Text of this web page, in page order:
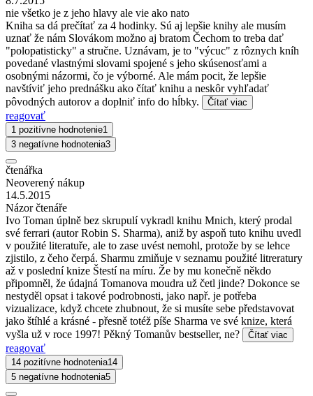
nie všetko je z jeho hlavy ale vie ako nato
Kniha sa dá prečítať za 4 hodinky. Sú aj lepšie knihy ale musím
uznať že nám Slovákom možno aj bratom Čechom to treba dať
"polopatisticky" a stručne. Uznávam, je to "výcuc" z rôznych kníh
povedané vlastnými slovami spojené s jeho skúsenosťami a
osobnými názormi, čo je výborné. Ale mám pocit, že lepšie
navštíviť jeho prednášku ako čítať knihu a neskôr vyhľadať
pôvodných autorov a doplniť info do hĺbky.
Čítať viac
reagovať
1 pozitívne hodnotenie1
3 negatívne hodnotenia3
čtenářka
Neoverený nákup
14.5.2015
Názor čtenáře
Ivo Toman úplně bez skrupulí vykradl knihu Mnich, který prodal
své ferrari (autor Robin S. Sharma), aniž by aspoň tuto knihu uvedl
v použité literatuře, ale to zase uvést nemohl, protože by se lehce
zjistilo, z čeho čerpá. Sharmu zmiňuje v seznamu použité litreratury
až v poslední knize Štestí na míru. Že by mu konečně někdo
připomněl, že údajná Tomanova moudra už četl jinde? Dokonce se
nestyděl opsat i takové podrobnosti, jako např. je potřeba
vizualizace, když chcete zhubnout, že si musíte sebe představovat
jako štíhlé a krásné - přesně totéž píše Sharma ve své knize, která
vyšla už v roce 1997! Pěkný Tomanův bestseller, ne?
Čítať viac
reagovať
14 pozitívne hodnotenia14
5 negatívne hodnotenia5